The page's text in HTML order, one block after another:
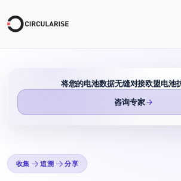
将您的电池数据无缝对接欧盟电池
咨询专家
收集 追溯 分享